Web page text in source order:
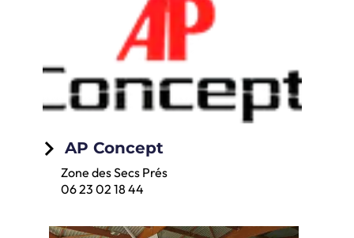
AP Concept
Zone des Secs Prés
06 23 02 18 44
keyboard_arrow_right